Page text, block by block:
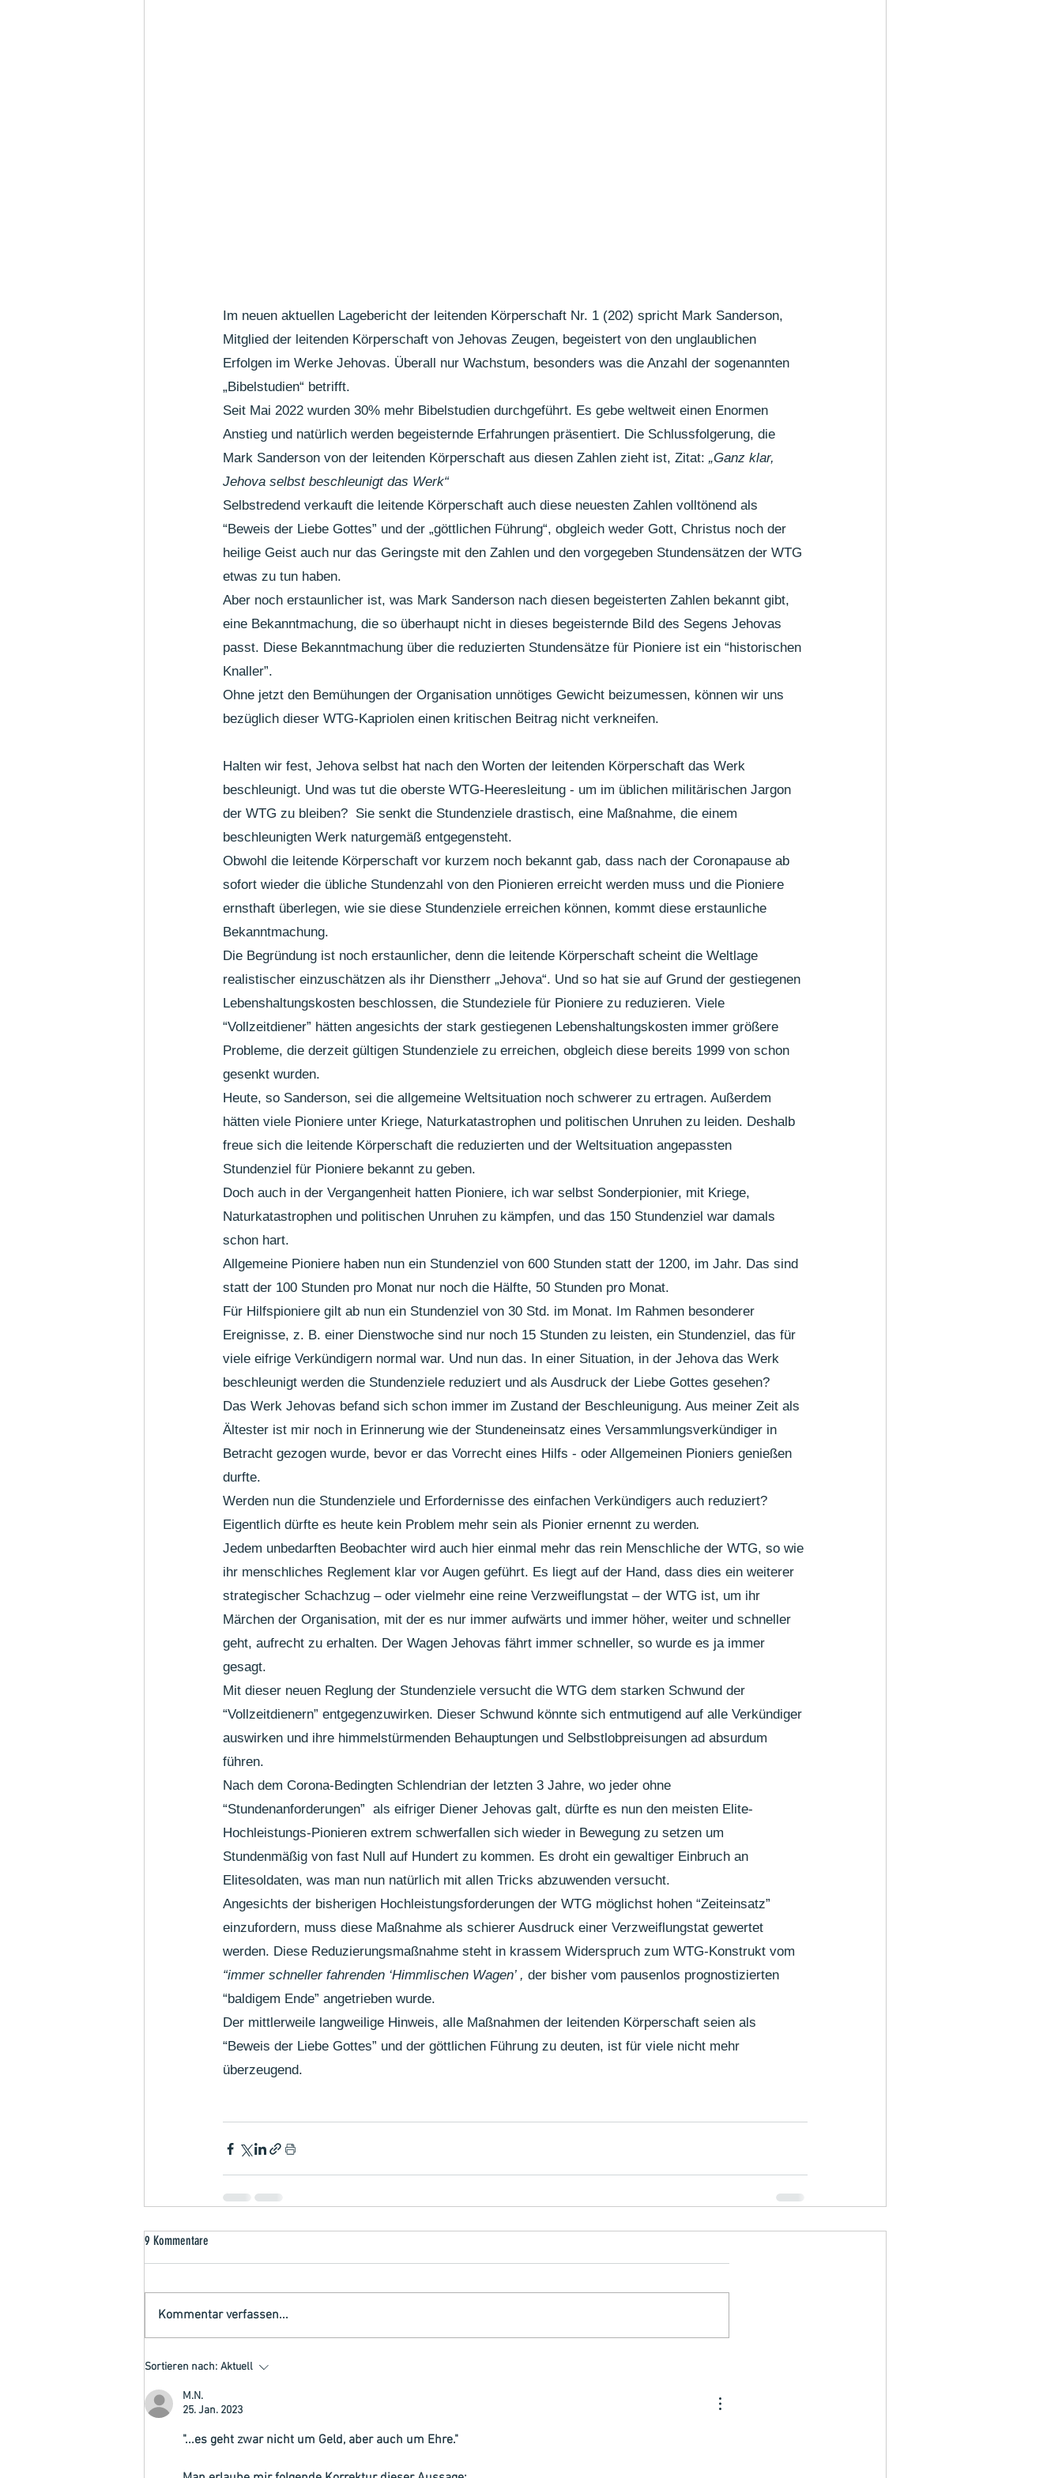
Im neuen aktuellen Lagebericht der leitenden Körperschaft Nr. 1 (202) spricht Mark Sanderson,
Mitglied der leitenden Körperschaft von Jehovas Zeugen, begeistert von den unglaublichen
Erfolgen im Werke Jehovas. Überall nur Wachstum, besonders was die Anzahl der sogenannten
„Bibelstudien“ betrifft.
Seit Mai 2022 wurden 30% mehr Bibelstudien durchgeführt. Es gebe weltweit einen Enormen
Anstieg und natürlich werden begeisternde Erfahrungen präsentiert. Die Schlussfolgerung, die
Mark Sanderson von der leitenden Körperschaft aus diesen Zahlen zieht ist, Zitat: „Ganz klar,
Jehova selbst beschleunigt das Werk“
Selbstredend verkauft die leitende Körperschaft auch diese neuesten Zahlen volltönend als
“Beweis der Liebe Gottes” und der „göttlichen Führung“, obgleich weder Gott, Christus noch der
heilige Geist auch nur das Geringste mit den Zahlen und den vorgegeben Stundensätzen der WTG
etwas zu tun haben.
Aber noch erstaunlicher ist, was Mark Sanderson nach diesen begeisterten Zahlen bekannt gibt,
eine Bekanntmachung, die so überhaupt nicht in dieses begeisternde Bild des Segens Jehovas
passt. Diese Bekanntmachung über die reduzierten Stundensätze für Pioniere ist ein “historischen
Knaller”.
Ohne jetzt den Bemühungen der Organisation unnötiges Gewicht beizumessen, können wir uns
bezüglich dieser WTG-Kapriolen einen kritischen Beitrag nicht verkneifen.
Halten wir fest, Jehova selbst hat nach den Worten der leitenden Körperschaft das Werk
beschleunigt. Und was tut die oberste WTG-Heeresleitung - um im üblichen militärischen Jargon
der WTG zu bleiben?  Sie senkt die Stundenziele drastisch, eine Maßnahme, die einem
beschleunigten Werk naturgemäß entgegensteht.
Obwohl die leitende Körperschaft vor kurzem noch bekannt gab, dass nach der Coronapause ab
sofort wieder die übliche Stundenzahl von den Pionieren erreicht werden muss und die Pioniere
ernsthaft überlegen, wie sie diese Stundenziele erreichen können, kommt diese erstaunliche
Bekanntmachung.
Die Begründung ist noch erstaunlicher, denn die leitende Körperschaft scheint die Weltlage
realistischer einzuschätzen als ihr Dienstherr „Jehova“. Und so hat sie auf Grund der gestiegenen
Lebenshaltungskosten beschlossen, die Stundeziele für Pioniere zu reduzieren. Viele
“Vollzeitdiener” hätten angesichts der stark gestiegenen Lebenshaltungskosten immer größere
Probleme, die derzeit gültigen Stundenziele zu erreichen, obgleich diese bereits 1999 von schon
gesenkt wurden.
Heute, so Sanderson, sei die allgemeine Weltsituation noch schwerer zu ertragen. Außerdem
hätten viele Pioniere unter Kriege, Naturkatastrophen und politischen Unruhen zu leiden. Deshalb
freue sich die leitende Körperschaft die reduzierten und der Weltsituation angepassten
Stundenziel für Pioniere bekannt zu geben.
Doch auch in der Vergangenheit hatten Pioniere, ich war selbst Sonderpionier, mit Kriege,
Naturkatastrophen und politischen Unruhen zu kämpfen, und das 150 Stundenziel war damals
schon hart.
Allgemeine Pioniere haben nun ein Stundenziel von 600 Stunden statt der 1200, im Jahr. Das sind
statt der 100 Stunden pro Monat nur noch die Hälfte, 50 Stunden pro Monat.
Für Hilfspioniere gilt ab nun ein Stundenziel von 30 Std. im Monat. Im Rahmen besonderer
Ereignisse, z. B. einer Dienstwoche sind nur noch 15 Stunden zu leisten, ein Stundenziel, das für
viele eifrige Verkündigern normal war. Und nun das. In einer Situation, in der Jehova das Werk
beschleunigt werden die Stundenziele reduziert und als Ausdruck der Liebe Gottes gesehen?
Das Werk Jehovas befand sich schon immer im Zustand der Beschleunigung. Aus meiner Zeit als
Ältester ist mir noch in Erinnerung wie der Stundeneinsatz eines Versammlungsverkündiger in
Betracht gezogen wurde, bevor er das Vorrecht eines Hilfs - oder Allgemeinen Pioniers genießen
durfte.
Werden nun die Stundenziele und Erfordernisse des einfachen Verkündigers auch reduziert?
Eigentlich dürfte es heute kein Problem mehr sein als Pionier ernennt zu werden.
Jedem unbedarften Beobachter wird auch hier einmal mehr das rein Menschliche der WTG, so wie
ihr menschliches Reglement klar vor Augen geführt. Es liegt auf der Hand, dass dies ein weiterer
strategischer Schachzug – oder vielmehr eine reine Verzweiflungstat – der WTG ist, um ihr
Märchen der Organisation, mit der es nur immer aufwärts und immer höher, weiter und schneller
geht, aufrecht zu erhalten. Der Wagen Jehovas fährt immer schneller, so wurde es ja immer
gesagt.
Mit dieser neuen Reglung der Stundenziele versucht die WTG dem starken Schwund der
“Vollzeitdienern” entgegenzuwirken. Dieser Schwund könnte sich entmutigend auf alle Verkündiger
auswirken und ihre himmelstürmenden Behauptungen und Selbstlobpreisungen ad absurdum
führen.
Nach dem Corona-Bedingten Schlendrian der letzten 3 Jahre, wo jeder ohne
“Stundenanforderungen”  als eifriger Diener Jehovas galt, dürfte es nun den meisten Elite-
Hochleistungs-Pionieren extrem schwerfallen sich wieder in Bewegung zu setzen um
Stundenmäßig von fast Null auf Hundert zu kommen. Es droht ein gewaltiger Einbruch an
Elitesoldaten, was man nun natürlich mit allen Tricks abzuwenden versucht.
Angesichts der bisherigen Hochleistungsforderungen der WTG möglichst hohen “Zeiteinsatz”
einzufordern, muss diese Maßnahme als schierer Ausdruck einer Verzweiflungstat gewertet
werden. Diese Reduzierungsmaßnahme steht in krassem Widerspruch zum WTG-Konstrukt vom
“immer schneller fahrenden ‘Himmlischen Wagen’ , der bisher vom pausenlos prognostizierten
“baldigem Ende” angetrieben wurde.
Der mittlerweile langweilige Hinweis, alle Maßnahmen der leitenden Körperschaft seien als
“Beweis der Liebe Gottes” und der göttlichen Führung zu deuten, ist für viele nicht mehr
überzeugend.
9 Kommentare
Kommentar verfassen...
Sortieren nach: Aktuell
M.N.
25. Jan. 2023
"...es geht zwar nicht um Geld, aber auch um Ehre."